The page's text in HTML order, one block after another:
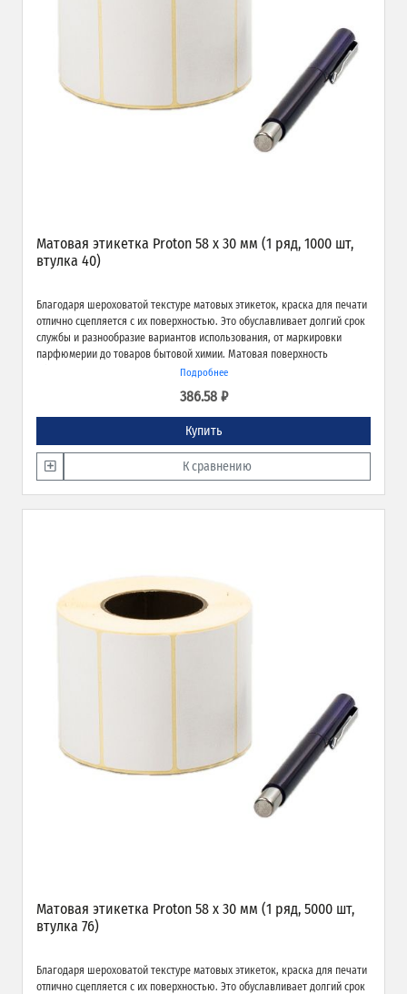
Матовая этикетка Proton 58 х 30 мм (1 ряд, 1000 шт,
втулка 40)
Благодаря шероховатой текстуре матовых этикеток, краска для печати
отлично сцепляется с их поверхностью. Это обуславливает долгий срок
службы и разнообразие вариантов использования, от маркировки
парфюмерии до товаров бытовой химии. Матовая поверхность
обеспечивает превосходное качество печати и широкие возможности
Подробнее
386.58 ₽
Купить
К сравнению
Матовая этикетка Proton 58 х 30 мм (1 ряд, 5000 шт,
втулка 76)
Благодаря шероховатой текстуре матовых этикеток, краска для печати
отлично сцепляется с их поверхностью. Это обуславливает долгий срок